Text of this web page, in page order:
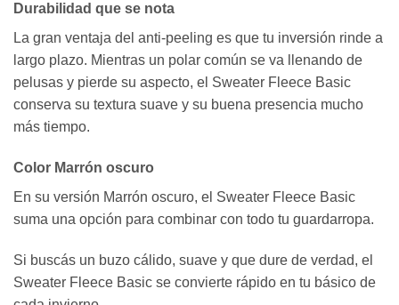
Durabilidad que se nota
La gran ventaja del anti-peeling es que tu inversión rinde a
largo plazo. Mientras un polar común se va llenando de
pelusas y pierde su aspecto, el Sweater Fleece Basic
conserva su textura suave y su buena presencia mucho
más tiempo.
Color Marrón oscuro
En su versión Marrón oscuro, el Sweater Fleece Basic
suma una opción para combinar con todo tu guardarropa.
Si buscás un buzo cálido, suave y que dure de verdad, el
Sweater Fleece Basic se convierte rápido en tu básico de